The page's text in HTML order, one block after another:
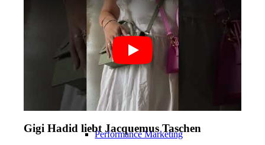
Influencer
Influencer x CM
Influencer Agency
Performance Marketing
Gigi Hadid liebt Jacquemus Taschen